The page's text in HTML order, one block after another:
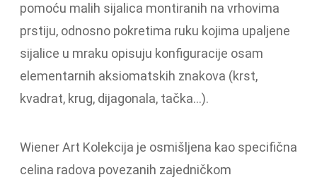
pomoću malih sijalica montiranih na vrhovima
prstiju, odnosno pokretima ruku kojima upaljene
sijalice u mraku opisuju konfiguracije osam
elementarnih aksiomatskih znakova (krst,
kvadrat, krug, dijagonala, tačka…).
Wiener Art Kolekcija je osmišljena kao specifična
celina radova povezanih zajedničkom